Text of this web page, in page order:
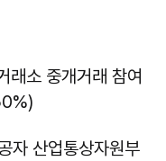
소 중개거래 참여
자 산업통상자원부